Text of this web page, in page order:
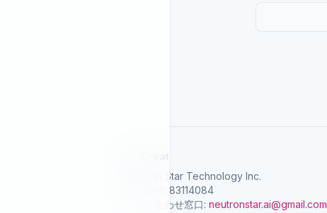
Neutron Star Technology Inc.
統一番号: 83114084
お問い合わせ窓口: neutronstar.ai@gmail.com